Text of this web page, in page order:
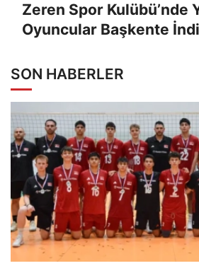
Zeren Spor Kulübü’nde
Oyuncular Başkente İndi
SON HABERLER